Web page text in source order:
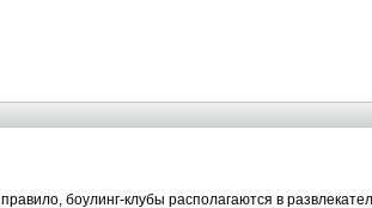
боулинг-клубы располагаются в